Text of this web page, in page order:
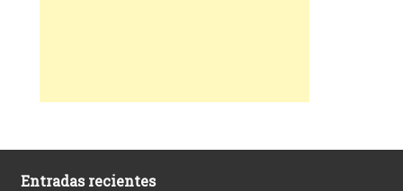
Entradas recientes